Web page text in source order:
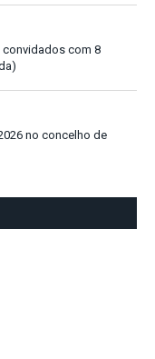
convidados com 8
no concelho de